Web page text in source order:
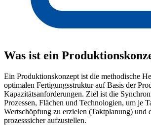
Was ist ein
Ein Produktionskonzept ist die methodische
optimalen Fertigungsstruktur auf Basis der
Kapazitätsanforderungen. Ziel ist die
Prozessen, Flächen und Technologien, um je
Wertschöpfung zu erzielen (Taktplanung) und
prozesssicher aufzustellen.